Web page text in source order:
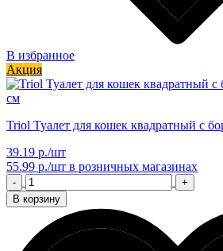
В избранное
Акция
Triol Туалет для кошек квадратный с
39.19 р./шт
55.99 р./шт в розничных магазинах
-
+
В корзину